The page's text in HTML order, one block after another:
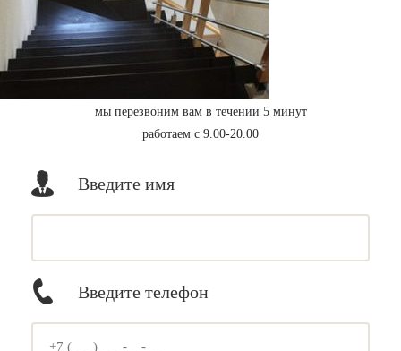
мы перезвоним вам в течении 5 минут
работаем с 9.00-20.00
Введите имя
Введите телефон